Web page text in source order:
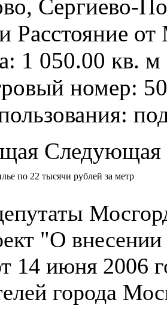
Сергиево-
Расстояние
1 050.00 кв.
номер:
Следующая
по 22 тысячи рублей за метр
"О
14 июня 2006
города